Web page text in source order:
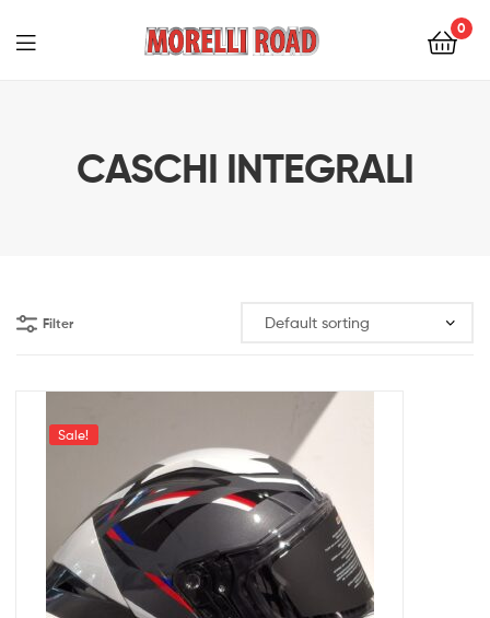
0
CASCHI INTEGRALI
Filter
Sale!